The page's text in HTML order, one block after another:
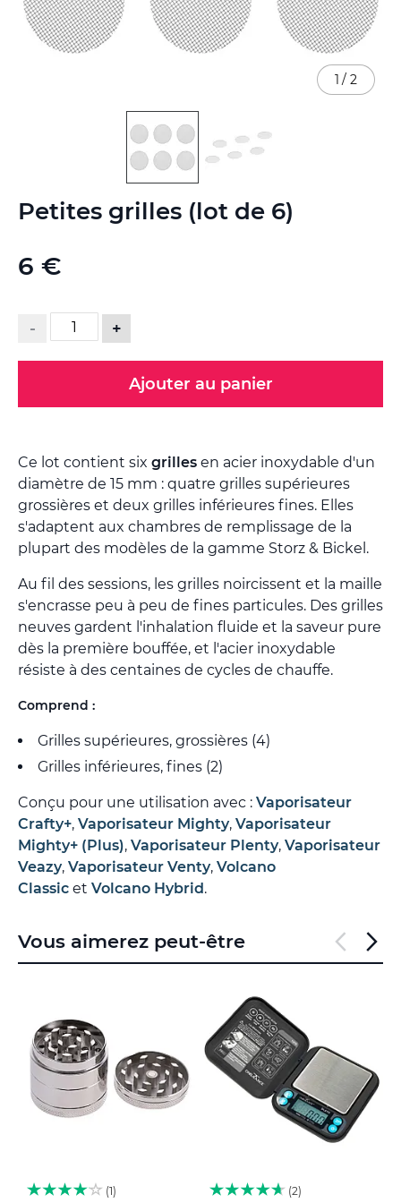
Petites grilles (lot de 6)
6 €
- +
Ajouter au panier
Ce lot contient six grilles en acier inoxydable d'un
diamètre de 15 mm : quatre grilles supérieures
grossières et deux grilles inférieures fines. Elles
s'adaptent aux chambres de remplissage de la
plupart des modèles de la gamme Storz & Bickel.
Au fil des sessions, les grilles noircissent et la maille
s'encrasse peu à peu de fines particules. Des grilles
neuves gardent l'inhalation fluide et la saveur pure
dès la première bouffée, et l'acier inoxydable
résiste à des centaines de cycles de chauffe.
Comprend :
Grilles supérieures, grossières (4)
Grilles inférieures, fines (2)
Conçu pour une utilisation avec : Vaporisateur
Crafty+, Vaporisateur Mighty, Vaporisateur
Mighty+ (Plus), Vaporisateur Plenty, Vaporisateur
Veazy, Vaporisateur Venty, Volcano
Classic et Volcano Hybrid.
1 / 2
to
of
gallery
Vous aimerez peut-être
1 2